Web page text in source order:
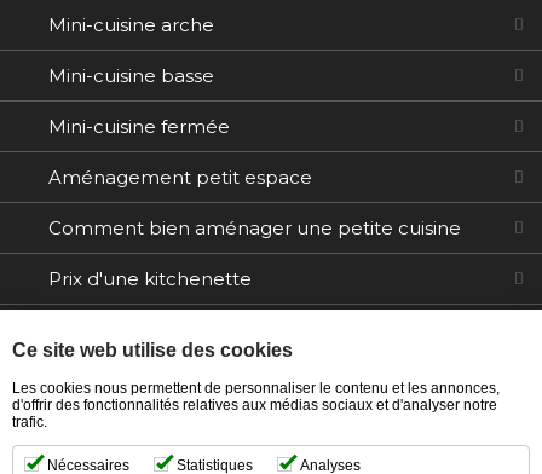
Mini-cuisine arche
Mini-cuisine basse
Mini-cuisine fermée
Aménagement petit espace
Comment bien aménager une petite cuisine
Prix d'une kitchenette
Tables / Chaises
Ce site web utilise des cookies
Les cookies nous permettent de personnaliser le contenu et les annonces,
d'offrir des fonctionnalités relatives aux médias sociaux et d'analyser notre
trafic.
Nécessaires Statistiques Analyses